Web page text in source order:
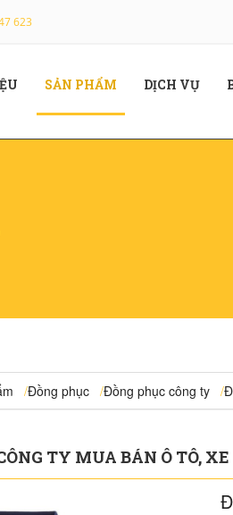
623
(CURRENT)
SẢN PHẨM (CURRENT)
DỊCH VỤ
/Đồng phục /Đồng phục công ty /
TY MUA BÁN Ô TÔ,